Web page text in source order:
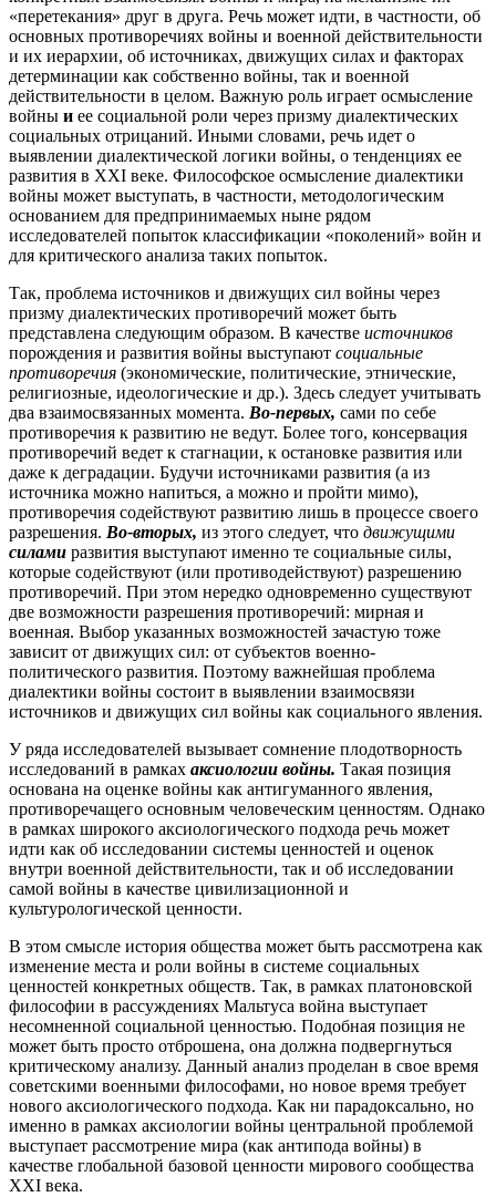
«перетекания» друг в друга. Речь может идти, в частности, об
основных противоречиях войны и военной действительности
и их иерархии, об источниках, движущих силах и факторах
детерминации как собственно войны, так и военной
действительности в целом. Важную роль играет осмысление
войны и ее социальной роли через призму диалектических
социальных отрицаний. Иными словами, речь идет о
выявлении диалектической логики войны, о тенденциях ее
развития в XXI веке. Философское осмысление диалектики
войны может выступать, в частности, методологическим
основанием для предпринимаемых ныне рядом
исследователей попыток классификации «поколений» войн и
для критического анализа таких попыток.
Так, проблема источников и движущих сил войны через
призму диалектических противоречий может быть
представлена следующим образом. В качестве источников
порождения и развития войны выступают социальные
противоречия (экономические, политические, этнические,
религиозные, идеологические и др.). Здесь следует учитывать
два взаимосвязанных момента. Во-первых, сами по себе
противоречия к развитию не ведут. Более того, консервация
противоречий ведет к стагнации, к остановке развития или
даже к деградации. Будучи источниками развития (а из
источника можно напиться, а можно и пройти мимо),
противоречия содействуют развитию лишь в процессе своего
разрешения. Во-вторых, из этого следует, что движущими
силами развития выступают именно те социальные силы,
которые содействуют (или противодействуют) разрешению
противоречий. При этом нередко одновременно существуют
две возможности разрешения противоречий: мирная и
военная. Выбор указанных возможностей зачастую тоже
зависит от движущих сил: от субъектов военно-
политического развития. Поэтому важнейшая проблема
диалектики войны состоит в выявлении взаимосвязи
источников и движущих сил войны как социального явления.
У ряда исследователей вызывает сомнение плодотворность
исследований в рамках аксиологии войны. Такая позиция
основана на оценке войны как антигуманного явления,
противоречащего основным человеческим ценностям. Однако
в рамках широкого аксиологического подхода речь может
идти как об исследовании системы ценностей и оценок
внутри военной действительности, так и об исследовании
самой войны в качестве цивилизационной и
культурологической ценности.
В этом смысле история общества может быть рассмотрена как
изменение места и роли войны в системе социальных
ценностей конкретных обществ. Так, в рамках платоновской
философии в рассуждениях Мальтуса война выступает
несомненной социальной ценностью. Подобная позиция не
может быть просто отброшена, она должна подвергнуться
критическому анализу. Данный анализ проделан в свое время
советскими военными философами, но новое время требует
нового аксиологического подхода. Как ни парадоксально, но
именно в рамках аксиологии войны центральной проблемой
выступает рассмотрение мира (как антипода войны) в
качестве глобальной базовой ценности мирового сообщества
XXI века.